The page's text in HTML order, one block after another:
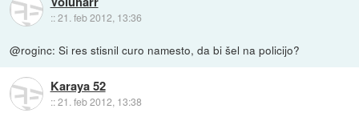
::21. feb 2012, 13:36
@roginc: Si res stisnil curo namesto, da bi šel na policijo?
Karaya 52
::21. feb 2012, 13:38